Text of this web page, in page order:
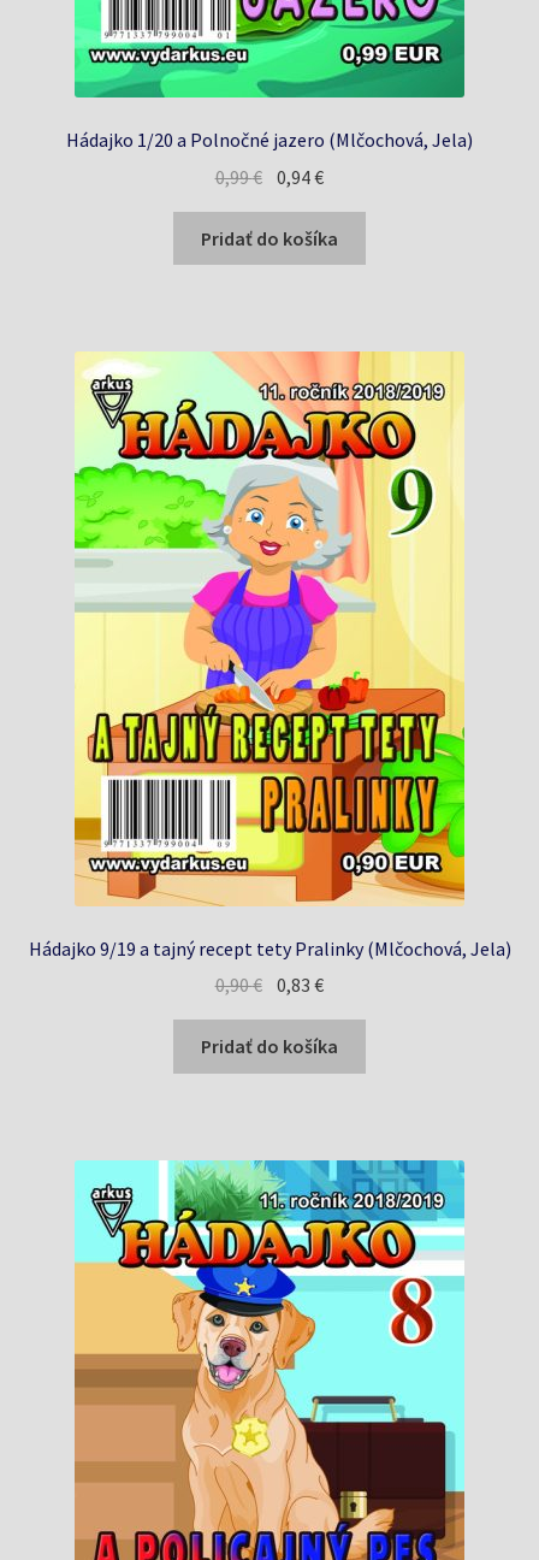
Hádajko 1/20 a Polnočné jazero (Mlčochová, Jela)
0,99€ Pôvodná
bola:
0,99 €.
0,94€Aktuálna
je:
0,94 €.
Pridať do košíka
Hádajko 9/19 a tajný recept tety Pralinky (Mlčochová, Jela)
0,90€ Pôvodná
cena
bola:
0,90 €.
0,83€Aktuálna
cena
je:
0,83 €.
Pridať do košíka